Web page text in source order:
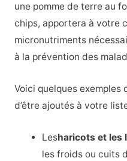
une pomme de terre au
chips, apportera à votre
micronutriments
à la prévention des
Voici quelques
d’être ajoutés à votre
Lesharicots et les
les froids ou cuits